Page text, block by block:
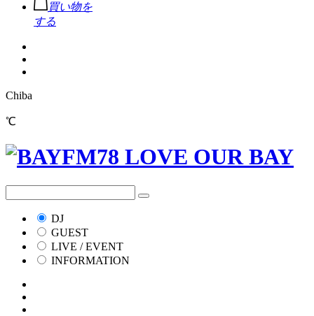
買い物を
する
Chiba
℃
DJ
GUEST
LIVE / EVENT
INFORMATION